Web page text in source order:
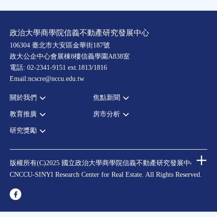
政治大學商學院信義不動產研究發展中心
106304 臺北市大安區金華街187號
政大公企中心會展棟8樓信義學園A838室
電話: 02-2341-9151 ext.1813/1816
Email:ncscre@nccu.edu.tw
關於我們
宗旨願景
設置辦法
指導委員
中心成員
聯絡我們
焦點新聞
全部新聞
法律新訊
教育推廣
全部活動
理財規劃講座
不動產學程支援
房市分析
研究獎勵
住宅學會論文獎支援
都市計劃學會論文獎支援
版權所有(C)2025 國立政治大學商學院信義不動產研究發展中心
CNCCU-SINYI Research Center for Real Estate. All Rights Reserved.